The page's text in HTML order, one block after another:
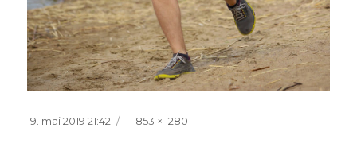
Postitatud
19. mai 2019 21:42 Täissuurus
853 × 1280